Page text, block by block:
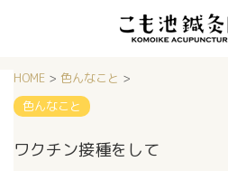
HOME > 色んなこと >
色んなこと
ワクチン接種をして